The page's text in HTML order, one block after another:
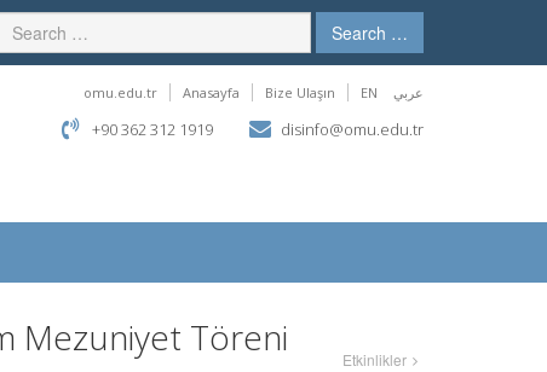
Search …
omu.edu.tr Anasayfa Bize Ulaşın EN عربي
+90 362 312 1919 disinfo@omu.edu.tr
Mezuniyet Töreni Etkinlikler